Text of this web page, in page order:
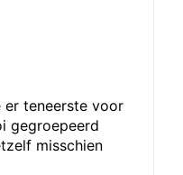
teneerste voor
gegroepeerd
misschien